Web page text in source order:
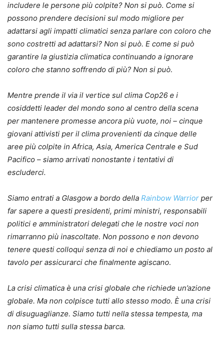
includere le persone più colpite? Non si può. Come si
possono prendere decisioni sul modo migliore per
adattarsi agli impatti climatici senza parlare con coloro che
sono costretti ad adattarsi? Non si può. E come si può
garantire la giustizia climatica continuando a ignorare
coloro che stanno soffrendo di più? Non si può.
Mentre prende il via il vertice sul clima Cop26 e i
cosiddetti leader del mondo sono al centro della scena
per mantenere promesse ancora più vuote, noi – cinque
giovani attivisti per il clima provenienti da cinque delle
aree più colpite in Africa, Asia, America Centrale e Sud
Pacifico – siamo arrivati ​​nonostante i tentativi di
escluderci.
Siamo entrati a Glasgow a bordo della Rainbow Warrior per
far sapere a questi presidenti, primi ministri, responsabili
politici e amministratori delegati che le nostre voci non
rimarranno più inascoltate. Non possono e non devono
tenere questi colloqui senza di noi e chiediamo un posto al
tavolo per assicurarci che finalmente agiscano.
La crisi climatica è una crisi globale che richiede un’azione
globale. Ma non colpisce tutti allo stesso modo. È una crisi
di disuguaglianze. Siamo tutti nella stessa tempesta, ma
non siamo tutti sulla stessa barca.